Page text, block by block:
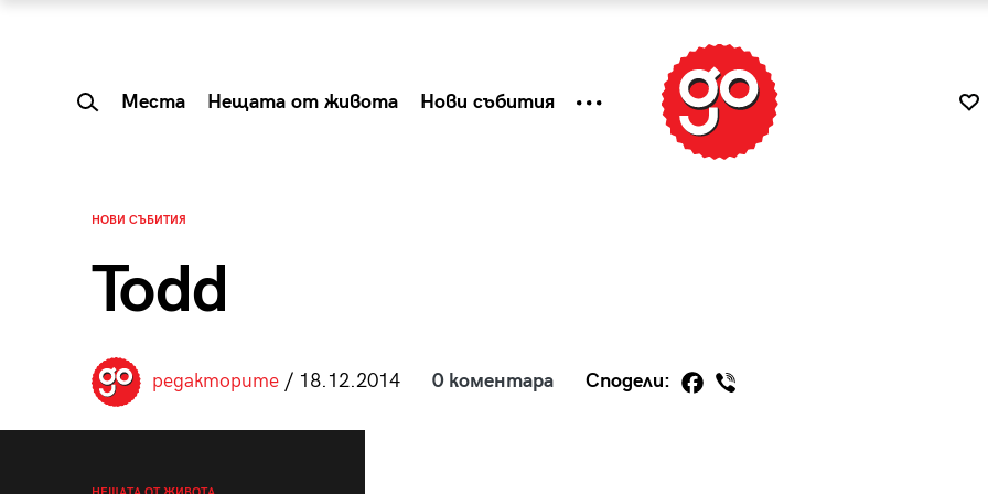
Места Нещата от живота Нови събития
НОВИ СЪБИТИЯ
Todd
редакторите/ 18.12.2014 0 коментара Сподели: